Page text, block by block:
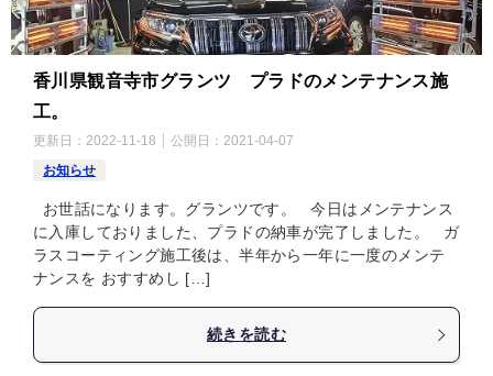
香川県観音寺市グランツ プラドのメンテナンス施
工。
更新日： 2022-11-18 公開日： 2021-04-07
お知らせ
お世話になります。グランツです。 今日はメンテナンス
に入庫しておりました、プラドの納車が完了しました。 ガ
ラスコーティング施工後は、半年から一年に一度のメンテ
ナンスを おすすめし […]
続きを読む